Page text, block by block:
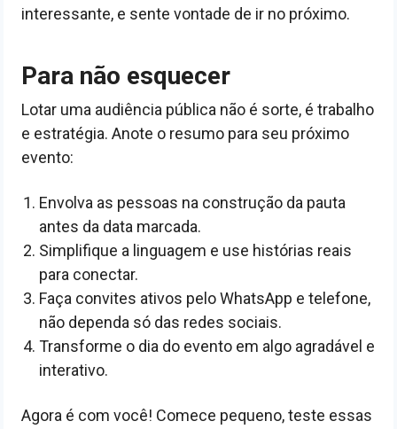
interessante, e sente vontade de ir no próximo.
Para não esquecer
Lotar uma audiência pública não é sorte, é trabalho
e estratégia. Anote o resumo para seu próximo
evento:
Envolva as pessoas na construção da pauta
antes da data marcada.
Simplifique a linguagem e use histórias reais
para conectar.
Faça convites ativos pelo WhatsApp e telefone,
não dependa só das redes sociais.
Transforme o dia do evento em algo agradável e
interativo.
Agora é com você! Comece pequeno, teste essas